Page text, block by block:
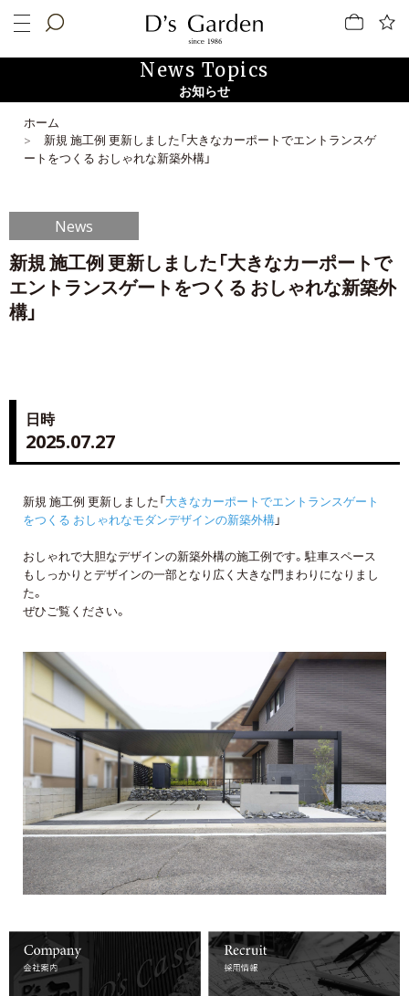
News Topics
お知らせ
ホーム
新規 施工例 更新しました「大きなカーポートでエントランスゲ
ートをつくる おしゃれな新築外構」
News
新規 施工例 更新しました「大きなカーポートで
エントランスゲートをつくる おしゃれな新築外
構」
日時
2025.07.27
新規 施工例 更新しました「大きなカーポートでエントランスゲート
をつくる おしゃれなモダンデザインの新築外構」
おしゃれで大胆なデザインの新築外構の施工例です。駐車スペース
もしっかりとデザインの一部となり広く大きな門まわりになりまし
た。
ぜひご覧ください。
詳しくはコチラ 詳しくはコチラ
詳しくはコチラ 詳しくはコチラ